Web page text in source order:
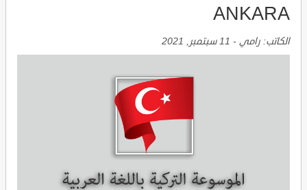
ANKARA
الكاتب: رامي - 11 سبتمبر, 2021